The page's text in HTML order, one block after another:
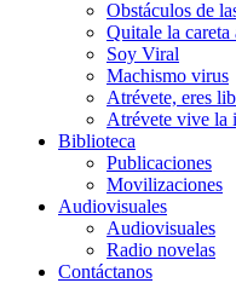
Obstáculos de
Quitale la
Soy Viral
Machismo virus
Atrévete, eres
Atrévete vive la
Biblioteca
Publicaciones
Movilizaciones
Audiovisuales
Audiovisuales
Radio novelas
Contáctanos